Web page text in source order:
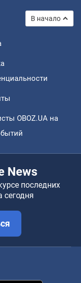
В начало
OBOZ.UA на
News
последних
сегодня